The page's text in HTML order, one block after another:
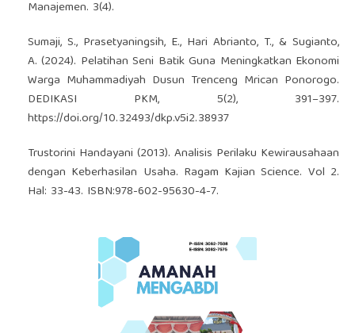
Manajemen. 3(4).
Sumaji, S., Prasetyaningsih, E., Hari Abrianto, T., & Sugianto,
A. (2024). Pelatihan Seni Batik Guna Meningkatkan Ekonomi
Warga Muhammadiyah Dusun Trenceng Mrican Ponorogo.
DEDIKASI PKM, 5(2), 391–397.
https://doi.org/10.32493/dkp.v5i2.38937
Trustorini Handayani (2013). Analisis Perilaku Kewirausahaan
dengan Keberhasilan Usaha. Ragam Kajian Science. Vol 2.
Hal: 33-43. ISBN:978-602-95630-4-7.